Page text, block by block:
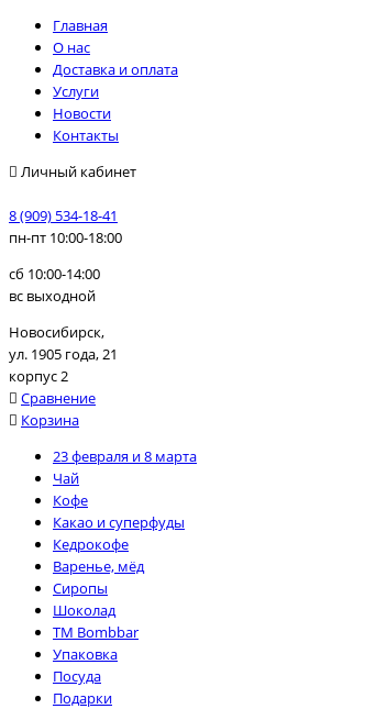
Главная
О нас
Доставка и оплата
Услуги
Новости
Контакты
Личный кабинет
8 (909) 534-18-41
пн-пт 10:00-18:00
сб 10:00-14:00
вс выходной
Новосибирск,
ул. 1905 года, 21
корпус 2
Сравнение
Корзина
23 февраля и 8 марта
Чай
Кофе
Какао и суперфуды
Кедрокофе
Варенье, мёд
Сиропы
Шоколад
TM Bombbar
Упаковка
Посуда
Подарки